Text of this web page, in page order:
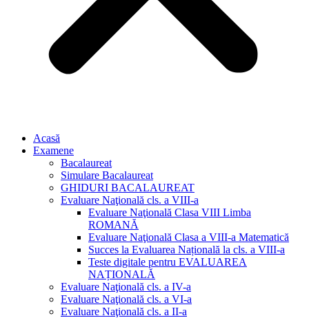
Acasă
Examene
Bacalaureat
Simulare Bacalaureat
GHIDURI BACALAUREAT
Evaluare Naţională cls. a VIII-a
Evaluare Naţională Clasa VIII Limba
ROMANĂ
Evaluare Naţională Clasa a VIII-a Matematică
Succes la Evaluarea Națională la cls. a VIII-a
Teste digitale pentru EVALUAREA
NAȚIONALĂ
Evaluare Naţională cls. a IV-a
Evaluare Naţională cls. a VI-a
Evaluare Naţională cls. a II-a